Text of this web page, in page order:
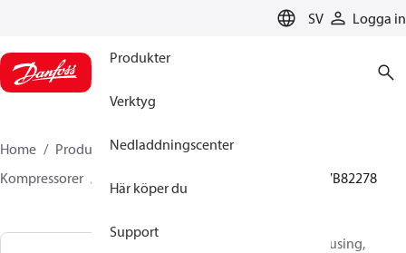
SV Logga in
Produkter
Verktyg
Nedladdningscenter
Här köper du
Support
Home Produkter
Climate Solutions for heating
Kompressorer
097B82278
BOCK, Housing,